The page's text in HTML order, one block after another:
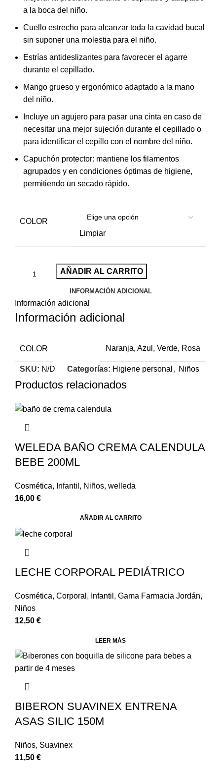
a la boca del niño.
Cuello estrecho para alcanzar toda la cavidad bucal
sin suponer una molestia para el niño.
Estrías antideslizantes para favorecer el agarre
durante el cepillado.
Mango grueso y ergonómico adaptado a la mano
del niño.
Incluye un agujero para pasar una cinta en caso de
necesitar una mejor sujeción durante el cepillado o
para identificar el cepillo con el nombre del niño.
Capuchón protector: mantiene los filamentos
agrupados y en condiciones óptimas de higiene,
permitiendo un secado rápido.
COLOR
Limpiar
AÑADIR AL CARRITO
INFORMACIÓN ADICIONAL
Información adicional
Información adicional
COLOR Naranja, Azul, Verde, Rosa
SKU: N/D Categorías: Higiene personal , Niños
Productos relacionados
WELEDA BAÑO CREMA CALENDULA
BEBE 200ML
Cosmética, Infantil , Niños, welleda
16,00 €
AÑADIR AL CARRITO
LECHE CORPORAL PEDIÁTRICO
Cosmética, Corporal , Infantil , Gama Farmacia Jordán,
Niños
12,50 €
LEER MÁS
BIBERON SUAVINEX ENTRENA
ASAS SILIC 150M
Niños, Suavinex
11,50 €